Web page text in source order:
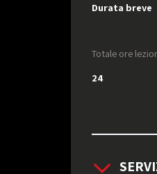
Durata breve
Totale ore
24